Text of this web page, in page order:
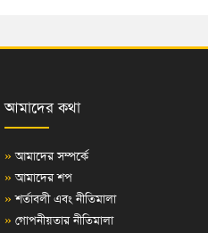
আমাদের কথা
» আমাদের সম্পর্কে
» আমাদের শপ
» শর্তাবলী এবং নীতিমালা
» গোপনীয়তার নীতিমালা